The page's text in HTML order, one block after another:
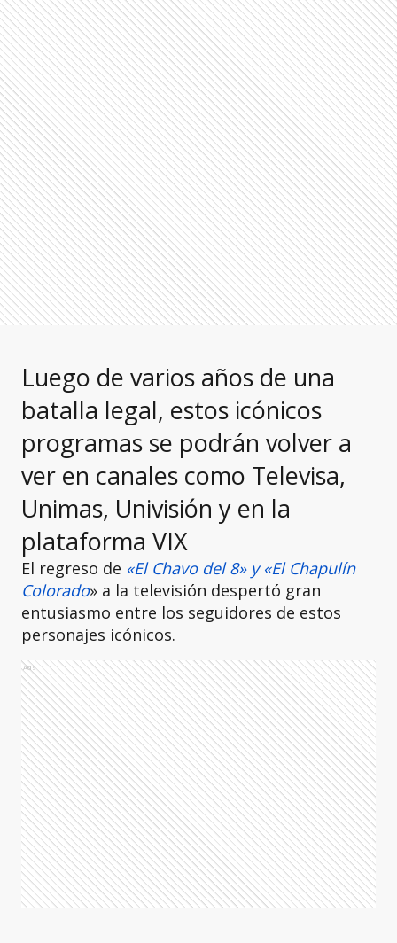
Luego de varios años de una
batalla legal, estos icónicos
programas se podrán volver a
ver en canales como Televisa,
Unimas, Univisión y en la
plataforma VIX
El regreso de «El Chavo del 8» y «El Chapulín
Colorado» a la televisión despertó gran
entusiasmo entre los seguidores de estos
personajes icónicos.
Ads